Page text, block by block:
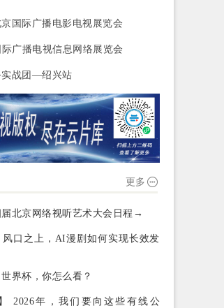
国际广播电影电视展览会
广播电视信息网络展览会
实战团—绍兴站
更多
北京网络视听艺术大会日程→
风口之上，AI漫剧如何实现长效发
世界杯，你怎么看？
2026年，我们要向这些有线公